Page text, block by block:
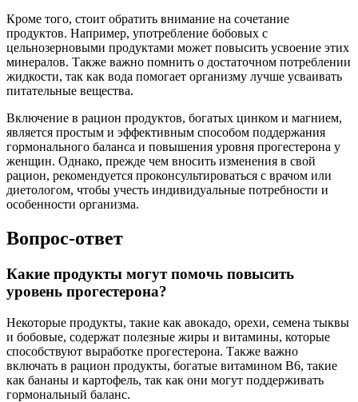
Кроме того, стоит обратить внимание на сочетание
продуктов. Например, употребление бобовых с
цельнозерновыми продуктами может повысить усвоение этих
минералов. Также важно помнить о достаточном потреблении
жидкости, так как вода помогает организму лучше усваивать
питательные вещества.
Включение в рацион продуктов, богатых цинком и магнием,
является простым и эффективным способом поддержания
гормонального баланса и повышения уровня прогестерона у
женщин. Однако, прежде чем вносить изменения в свой
рацион, рекомендуется проконсультироваться с врачом или
диетологом, чтобы учесть индивидуальные потребности и
особенности организма.
Вопрос-ответ
Какие продукты могут помочь повысить
уровень прогестерона?
Некоторые продукты, такие как авокадо, орехи, семена тыквы
и бобовые, содержат полезные жиры и витамины, которые
способствуют выработке прогестерона. Также важно
включать в рацион продукты, богатые витамином B6, такие
как бананы и картофель, так как они могут поддерживать
гормональный баланс.